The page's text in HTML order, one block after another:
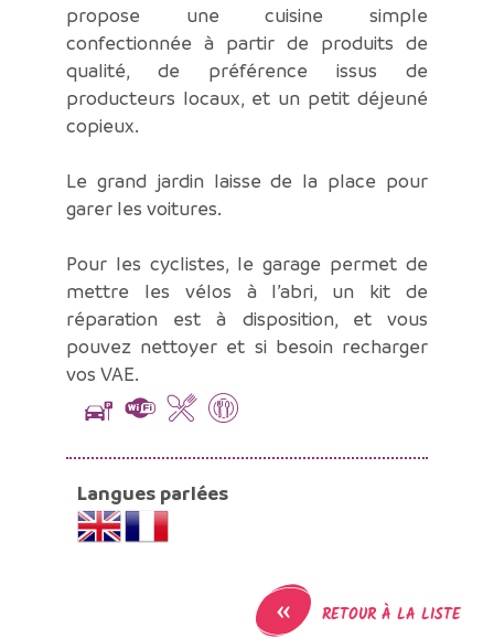
propose une cuisine simple
confectionnée à partir de produits de
qualité, de préférence issus de
producteurs locaux, et un petit déjeuné
copieux.
Le grand jardin laisse de la place pour
garer les voitures.
Pour les cyclistes, le garage permet de
mettre les vélos à l’abri, un kit de
réparation est à disposition, et vous
pouvez nettoyer et si besoin recharger
vos VAE.
Langues parlées
« RETOUR À LA LISTE